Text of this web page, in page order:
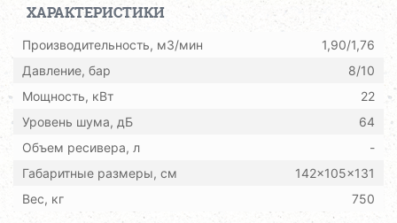
ХАРАКТЕРИСТИКИ
Производительность, м3/мин
1,90/1,76
Давление, бар
8/10
Мощность, кВт
22
Уровень шума, дБ
64
Объем ресивера, л
-
Габаритные размеры, см
142x105x131
Вес, кг
750